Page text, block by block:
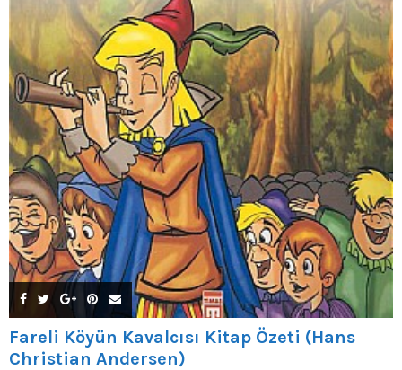
Fareli Köyün Kavalcısı Kitap Özeti (Hans
Christian Andersen)